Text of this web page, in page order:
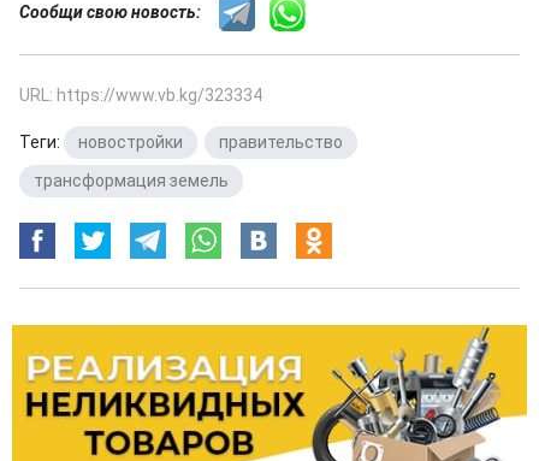
Сообщи свою новость:
URL: https://www.vb.kg/323334
Теги: новостройки правительство
трансформация земель